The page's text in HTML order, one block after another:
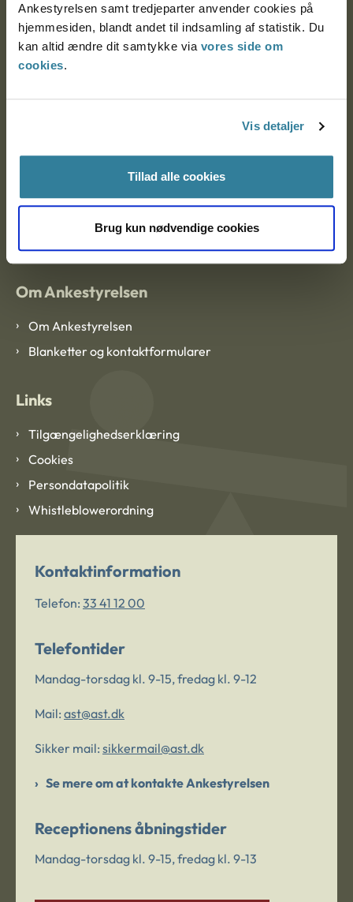
Ankestyrelsen samt tredjeparter anvender cookies på
hjemmesiden, blandt andet til indsamling af statistik. Du
kan altid ændre dit samtykke via vores side om
cookies.
Vis detaljer
Tillad alle cookies
Brug kun nødvendige cookies
Nytorv 7, 2. sal
9000 Aalborg
Ankestyrelsen Aalborg
EAN: 57 98 000 35 48 21
CVR: 1007 4002
Om Ankestyrelsen
Om Ankestyrelsen
Blanketter og kontaktformularer
Links
Tilgængelighedserklæring
Cookies
Persondatapolitik
Whistleblowerordning
Kontaktinformation
Telefon: 33 41 12 00
Telefontider
Mandag-torsdag kl. 9-15, fredag kl. 9-12
Mail: ast@ast.dk
Sikker mail: sikkermail@ast.dk
Se mere om at kontakte Ankestyrelsen
Receptionens åbningstider
Mandag-torsdag kl. 9-15, fredag kl. 9-13